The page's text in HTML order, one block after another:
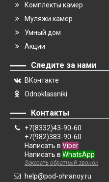
Комплекты камер
Муляжи камер
Умный дом
Акции
Следите за нами
ВКонтакте
Odnoklassniki
Контакты
+7(8332)43-90-60
+7(982)383-90-60
Написать в Viber
Написать в WhatsApp
Заказать обратный звонок
help@pod-ohranoy.ru